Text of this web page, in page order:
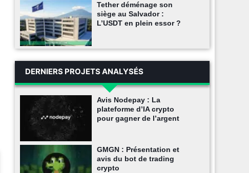
Tether déménage son
siège au Salvador :
L’USDT en plein essor ?
DERNIERS PROJETS ANALYSÉS
Avis Nodepay : La
plateforme d’IA crypto
pour gagner de l’argent
GMGN : Présentation et
avis du bot de trading
crypto